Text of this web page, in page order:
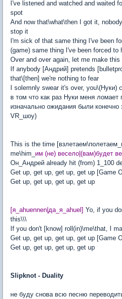
I've listened and watched and waited
spot
And now that\what\then I got it,
stop it
I'm sick of that same thing I've been
(game) same thing I've been forced to
Over and over again, let me make this
If anybody [Андрий] pretends
that\[then] we're nothing to fear
I solemnly swear it's over,
в том что как раз Нуки меня
изначально ожидания были
VR_шоу)
This is the time
me\him_ им (не) весело|(вам)будет
Он_Андрей already hit (from) 1_100
Get up, get up, get up, get up [Game
Get up, get up, get up, get up
[я_ahuennen|да_я_ahuel] Yo, if you
this\\\
If you don't [know] roll(in)\me\that, I
Get up, get up, get up, get up [Game
Get up, get up, get up, get up
Slipknot - Duality
не буду снова всю песню